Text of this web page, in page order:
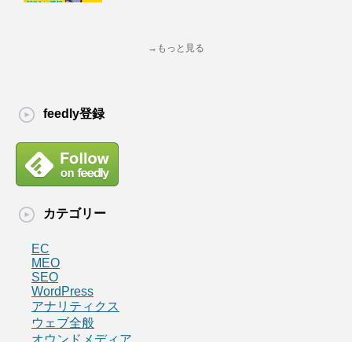
→もっと見る
feedly登録
カテゴリー
EC
MEO
SEO
WordPress
アナリティクス
ウェブ全般
オウンドメディア